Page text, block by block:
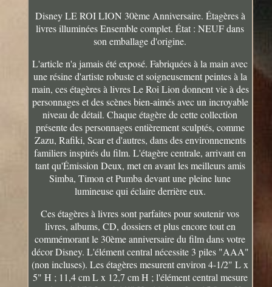
Disney LE ROI LION 30ème Anniversaire. Étagères à
livres illuminées Ensemble complet. État : NEUF dans
son emballage d'origine.
L'article n'a jamais été exposé. Fabriquées à la main avec
une résine d'artiste robuste et soigneusement peintes à la
main, ces étagères à livres Le Roi Lion donnent vie à des
personnages et des scènes bien-aimés avec un incroyable
niveau de détail. Chaque étagère de cette collection
présente des personnages entièrement sculptés, comme
Zazu, Rafiki, Scar et d'autres, dans des environnements
familiers inspirés du film. L'étagère centrale, arrivant en
tant qu'Émission Deux, met en avant les meilleurs amis
Simba, Timon et Pumba devant une pleine lune
lumineuse qui éclaire derrière eux.
Ces étagères à livres sont parfaites pour soutenir vos
livres, albums, CD, dossiers et plus encore tout en
commémorant le 30ème anniversaire du film dans votre
décor Disney. L'élément central nécessite 3 piles "AAA"
(non incluses). Les étagères mesurent environ 4-1/2" L x
5" H ; 11,4 cm L x 12,7 cm H ; l'élément central mesure